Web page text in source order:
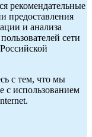
рекомендательные
предоставления
и анализа
сети
с тем, что мы
с использованием